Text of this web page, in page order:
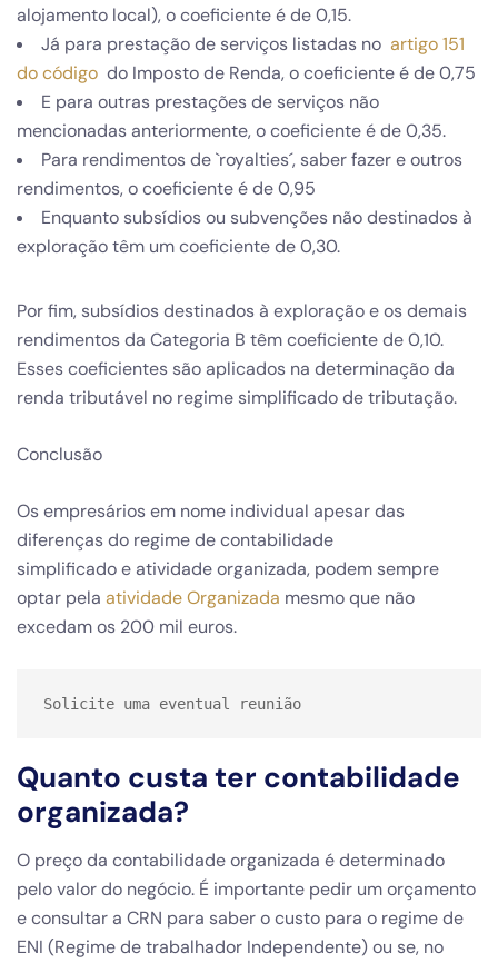
alojamento local), o coeficiente é de 0,15.
Já para prestação de serviços listadas no artigo 151
do código do Imposto de Renda, o coeficiente é de 0,75
E para outras prestações de serviços não
mencionadas anteriormente, o coeficiente é de 0,35.
Para rendimentos de `royalties´, saber fazer e outros
rendimentos, o coeficiente é de 0,95
Enquanto subsídios ou subvenções não destinados à
exploração têm um coeficiente de 0,30.
Por fim, subsídios destinados à exploração e os demais
rendimentos da Categoria B têm coeficiente de 0,10.
Esses coeficientes são aplicados na determinação da
renda tributável no regime simplificado de tributação.
Conclusão
Os empresários em nome individual apesar das
diferenças do regime de contabilidade
simplificado e atividade organizada, podem sempre
optar pela atividade Organizada mesmo que não
excedam os 200 mil euros.
Solicite uma eventual reunião
Quanto custa ter contabilidade
organizada?
O preço da contabilidade organizada é determinado
pelo valor do negócio. É importante pedir um orçamento
e consultar a CRN para saber o custo para o regime de
ENI (Regime de trabalhador Independente) ou se, no